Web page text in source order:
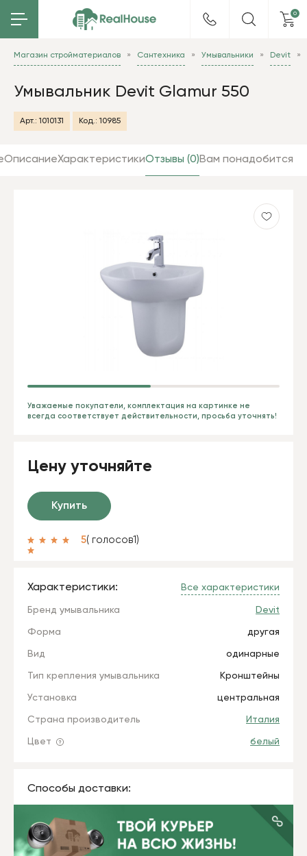
0
Магазин стройматериалов Сантехника Умывальники Devit
Умывальник Devit Glamur 550
Арт.: 1010131 Код.: 10985
ОписаниеХарактеристикиОтзывы (0)Вам понадобится
Уважаемые покупатели, комплектация на картинке не
всегда соответствует действительности, просьба уточнять!
Цену уточняйте
Купить
5( голосов1 )
Характеристики: Все характеристики
Бренд умывальника Devit
Форма другая
Вид одинарные
Тип крепления умывальника Кронштейны
Установка центральная
Страна производитель Италия
Цвет белый
Способы доставки: